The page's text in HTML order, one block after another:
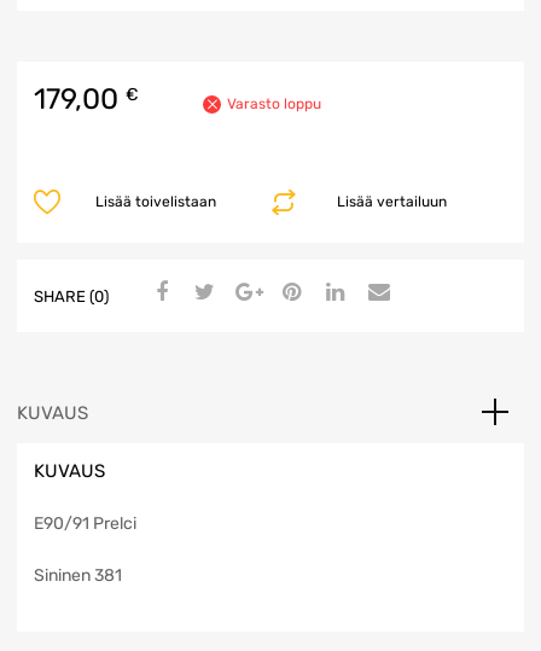
179,00 € Varasto loppu
Lisää vertailuun
Lisää toivelistaan
SHARE (0)
KUVAUS
KUVAUS
E90/91 Prelci
Sininen 381